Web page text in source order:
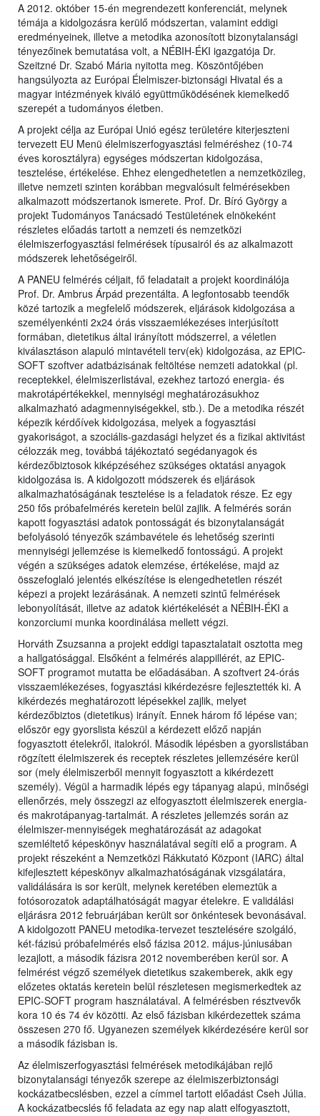
A 2012. október 15-én megrendezett konferenciát, melynek
témája a kidolgozásra kerülő módszertan, valamint eddigi
eredményeinek, illetve a metodika azonosított bizonytalansági
tényezőinek bemutatása volt, a NÉBIH-ÉKI igazgatója Dr.
Szeitzné Dr. Szabó Mária nyitotta meg. Köszöntőjében
hangsúlyozta az Európai Élelmiszer-biztonsági Hivatal és a
magyar intézmények kiváló együttműködésének kiemelkedő
szerepét a tudományos életben.
A projekt célja az Európai Unió egész területére kiterjeszteni
tervezett EU Menü élelmiszerfogyasztási felméréshez (10-74
éves korosztályra) egységes módszertan kidolgozása,
tesztelése, értékelése. Ehhez elengedhetetlen a nemzetközileg,
illetve nemzeti szinten korábban megvalósult felmérésekben
alkalmazott módszertanok ismerete. Prof. Dr. Bíró György a
projekt Tudományos Tanácsadó Testületének elnökeként
részletes előadás tartott a nemzeti és nemzetközi
élelmiszerfogyasztási felmérések típusairól és az alkalmazott
módszerek lehetőségeiről.
A PANEU felmérés céljait, fő feladatait a projekt koordinálója
Prof. Dr. Ambrus Árpád prezentálta. A legfontosabb teendők
közé tartozik a megfelelő módszerek, eljárások kidolgozása a
személyenkénti 2x24 órás visszaemlékezéses interjúsított
formában, dietetikus által irányított módszerrel, a véletlen
kiválasztáson alapuló mintavételi terv(ek) kidolgozása, az EPIC-
SOFT szoftver adatbázisának feltöltése nemzeti adatokkal (pl.
receptekkel, élelmiszerlistával, ezekhez tartozó energia- és
makrotápértékekkel, mennyiségi meghatározásukhoz
alkalmazható adagmennyiségekkel, stb.). De a metodika részét
képezik kérdőívek kidolgozása, melyek a fogyasztási
gyakoriságot, a szociális-gazdasági helyzet és a fizikai aktivitást
célozzák meg, továbbá tájékoztató segédanyagok és
kérdezőbiztosok kiképzéséhez szükséges oktatási anyagok
kidolgozása is. A kidolgozott módszerek és eljárások
alkalmazhatóságának tesztelése is a feladatok része. Ez egy
250 fős próbafelmérés keretein belül zajlik. A felmérés során
kapott fogyasztási adatok pontosságát és bizonytalanságát
befolyásoló tényezők számbavétele és lehetőség szerinti
mennyiségi jellemzése is kiemelkedő fontosságú. A projekt
végén a szükséges adatok elemzése, értékelése, majd az
összefoglaló jelentés elkészítése is elengedhetetlen részét
képezi a projekt lezárásának. A nemzeti szintű felmérések
lebonyolítását, illetve az adatok kiértékelését a NÉBIH-ÉKI a
konzorciumi munka koordinálása mellett végzi.
Horváth Zsuzsanna a projekt eddigi tapasztalatait osztotta meg
a hallgatósággal. Elsőként a felmérés alappillérét, az EPIC-
SOFT programot mutatta be előadásában. A szoftvert 24-órás
visszaemlékezéses, fogyasztási kikérdezésre fejlesztették ki. A
kikérdezés meghatározott lépésekkel zajlik, melyet
kérdezőbiztos (dietetikus) irányít. Ennek három fő lépése van;
először egy gyorslista készül a kérdezett előző napján
fogyasztott ételekről, italokról. Második lépésben a gyorslistában
rögzített élelmiszerek és receptek részletes jellemzésére kerül
sor (mely élelmiszerből mennyit fogyasztott a kikérdezett
személy). Végül a harmadik lépés egy tápanyag alapú, minőségi
ellenőrzés, mely összegzi az elfogyasztott élelmiszerek energia-
és makrotápanyag-tartalmát. A részletes jellemzés során az
élelmiszer-mennyiségek meghatározását az adagokat
szemléltető képeskönyv használatával segíti elő a program. A
projekt részeként a Nemzetközi Rákkutató Központ (IARC) által
kifejlesztett képeskönyv alkalmazhatóságának vizsgálatára,
validálására is sor került, melynek keretében elemeztük a
fotósorozatok adaptálhatóságát magyar ételekre. E validálási
eljárásra 2012 februárjában került sor önkéntesek bevonásával.
A kidolgozott PANEU metodika-tervezet tesztelésére szolgáló,
két-fázisú próbafelmérés első fázisa 2012. május-júniusában
lezajlott, a második fázisra 2012 novemberében kerül sor. A
felmérést végző személyek dietetikus szakemberek, akik egy
előzetes oktatás keretein belül részletesen megismerkedtek az
EPIC-SOFT program használatával. A felmérésben résztvevők
kora 10 és 74 év közötti. Az első fázisban kikérdezettek száma
összesen 270 fő. Ugyanezen személyek kikérdezésére kerül sor
a második fázisban is.
Az élelmiszerfogyasztási felmérések metodikájában rejlő
bizonytalansági tényezők szerepe az élelmiszerbiztonsági
kockázatbecslésben, ezzel a címmel tartott előadást Cseh Júlia.
A kockázatbecslés fő feladata az egy nap alatt elfogyasztott,